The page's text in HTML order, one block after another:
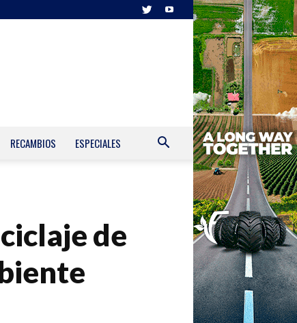
RECAMBIOS ESPECIALES
de